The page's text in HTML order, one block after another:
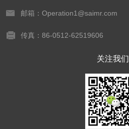
邮箱：Operation1@saimr.com
传真：86-0512-62519606
关注我们